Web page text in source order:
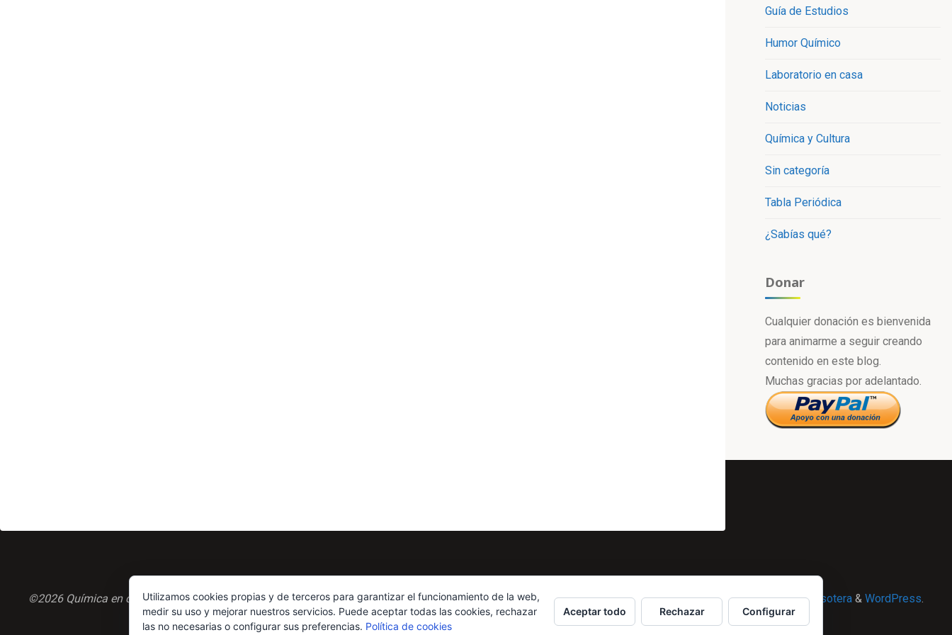
Guía de Estudios
Humor Químico
Laboratorio en casa
Noticias
Química y Cultura
Sin categoría
Tabla Periódica
¿Sabías qué?
Donar
Cualquier donación es bienvenida
para animarme a seguir creando
contenido en este blog.
Muchas gracias por adelantado.
Powered by Esotera & WordPress.
©2026 Química en casa.comUtilizamos cookies propias y de terceros para garantizar el funcionamiento de la web,
medir su uso y mejorar nuestros servicios. Puede aceptar todas las cookies, rechazar
las no necesarias o configurar sus preferencias. Política de cookies
Aceptar todo Rechazar Configurar